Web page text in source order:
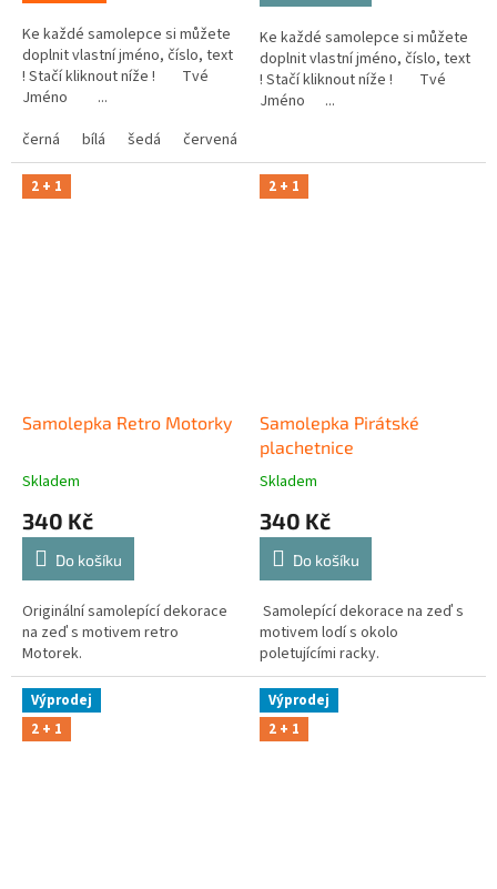
Ke každé samolepce si můžete
doplnit vlastní jméno, číslo, text
! Stačí kliknout níže ! Tvé
Jméno ...
černá
bílá šedá červená
Ke každé samolepce si můžete
doplnit vlastní jméno, číslo, text
! Stačí kliknout níže ! Tvé
Jméno ...
2 + 1
Samolepka Retro Motorky
Skladem
340 Kč
Do košíku
Originální samolepící dekorace
na zeď s motivem retro
Motorek.
2 + 1
Samolepka Pirátské
plachetnice
Skladem
340 Kč
Do košíku
Samolepící dekorace na zeď s
motivem lodí s okolo
poletujícími racky.
Výprodej
2 + 1
Výprodej
2 + 1